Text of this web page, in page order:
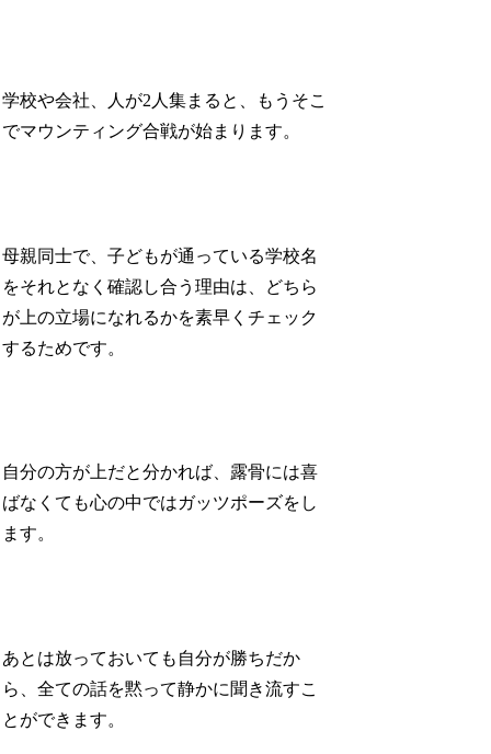
学校や会社、人が2人集まると、もうそこ
でマウンティング合戦が始まります。
母親同士で、子どもが通っている学校名
をそれとなく確認し合う理由は、どちら
が上の立場になれるかを素早くチェック
するためです。
自分の方が上だと分かれば、露骨には喜
ばなくても心の中ではガッツポーズをし
ます。
あとは放っておいても自分が勝ちだか
ら、全ての話を黙って静かに聞き流すこ
とができます。